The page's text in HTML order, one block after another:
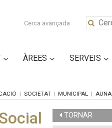
Cerca avançada
ÀREES SERVEIS
SOCIETAT MUNICIPAL AUNA
TORNAR